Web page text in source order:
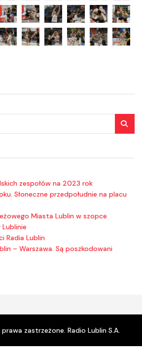
zespołów na 2023 rok
Słoneczne przedpołudnie na placu
Miasta Lublin w szopce
Radia Lublin
– Warszawa. Są poszkodowani
zastrzeżone. Radio Lublin S.A.